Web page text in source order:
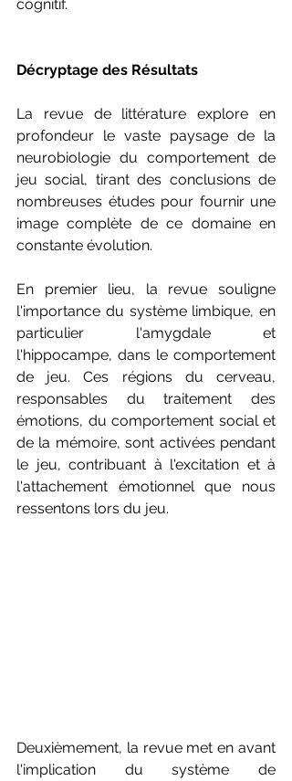
cognitif.
Décryptage des Résultats
La revue de littérature explore en
profondeur le vaste paysage de la
neurobiologie du comportement de
jeu social, tirant des conclusions de
nombreuses études pour fournir une
image complète de ce domaine en
constante évolution.
En premier lieu, la revue souligne
l'importance du système limbique, en
particulier l'amygdale et
l'hippocampe, dans le comportement
de jeu. Ces régions du cerveau,
responsables du traitement des
émotions, du comportement social et
de la mémoire, sont activées pendant
le jeu, contribuant à l'excitation et à
l'attachement émotionnel que nous
ressentons lors du jeu.
Deuxièmement, la revue met en avant
l'implication du système de